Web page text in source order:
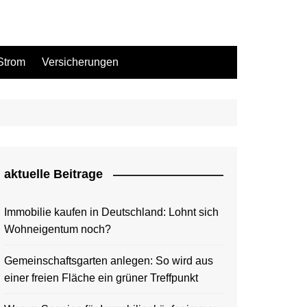
Versicherungen
aktuelle Beitrage
Immobilie kaufen in Deutschland: Lohnt sich
Wohneigentum noch?
Gemeinschaftsgarten anlegen: So wird aus
einer freien Fläche ein grüner Treffpunkt